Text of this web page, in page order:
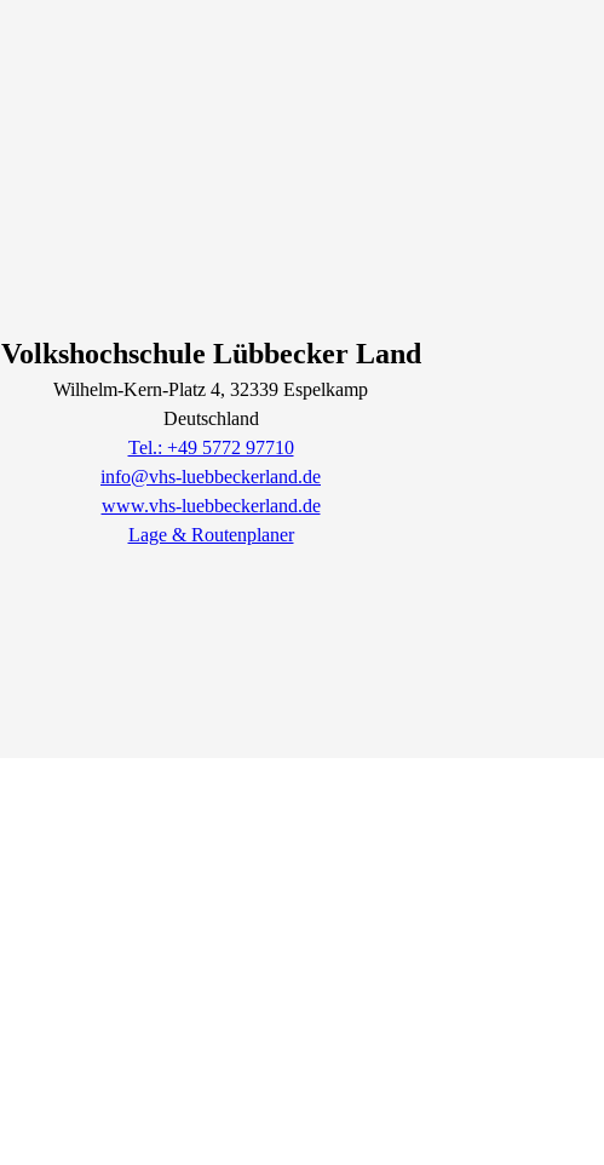
Volkshochschule Lübbecker Land
Wilhelm-Kern-Platz 4, 32339 Espelkamp
Deutschland
Tel.: +49 5772 97710
info@vhs-luebbeckerland.de
www.vhs-luebbeckerland.de
Lage & Routenplaner